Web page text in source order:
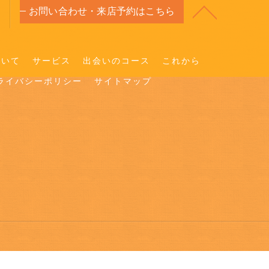
お問い合わせ・来店予約はこちら
て サービス 出会いのコース これから
イバシーポリシー サイトマップ